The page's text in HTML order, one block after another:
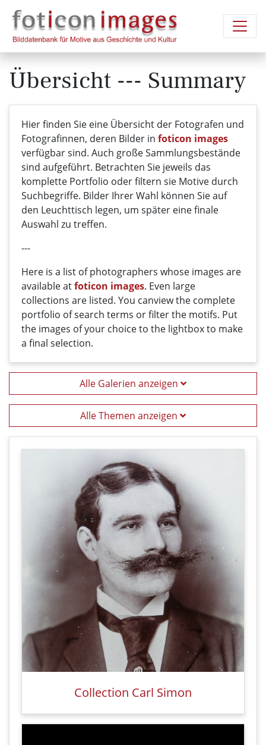
Übersicht --- Summary
Hier finden Sie eine Übersicht der Fotografen und
Fotografinnen, deren Bilder in foticon images
verfügbar sind. Auch große Sammlungsbestände
sind aufgeführt. Betrachten Sie jeweils das
komplette Portfolio oder filtern sie Motive durch
Suchbegriffe. Bilder Ihrer Wahl können Sie auf
den Leuchttisch legen, um später eine finale
Auswahl zu treffen.
---
Here is a list of photographers whose images are
availableatfoticon images. Even large
collections are listed. You canview the complete
portfolio ofsearch terms or filterthe motifs. Put
the images of your choiceto the lightboxto make
a final selection.
Alle Galerien anzeigen
Alle Themen anzeigen
Collection Carl Simon